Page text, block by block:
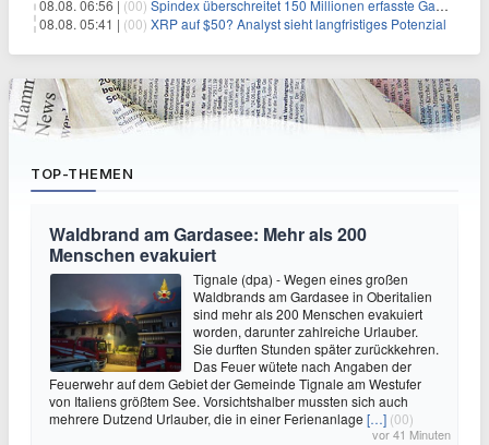
08.08. 06:56 | (00) Spindex überschreitet 150 Millionen erfasste Gaming-Ereignisse in Echtzeit-Datenpipeline
08.08. 05:41 | (00) XRP auf $50? Analyst sieht langfristiges Potenzial
TOP-THEMEN
Waldbrand am Gardasee: Mehr als 200
Menschen evakuiert
Tignale (dpa) - Wegen eines großen
Waldbrands am Gardasee in Oberitalien
sind mehr als 200 Menschen evakuiert
worden, darunter zahlreiche Urlauber.
Sie durften Stunden später zurückkehren.
Das Feuer wütete nach Angaben der
Feuerwehr auf dem Gebiet der Gemeinde Tignale am Westufer
von Italiens größtem See. Vorsichtshalber mussten sich auch
mehrere Dutzend Urlauber, die in einer Ferienanlage […] (00)
vor 41 Minuten